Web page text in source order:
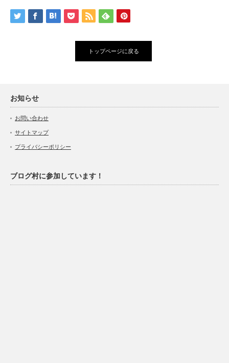
トップページに戻る
お知らせ
お問い合わせ
サイトマップ
プライバシーポリシー
ブログ村に参加しています！